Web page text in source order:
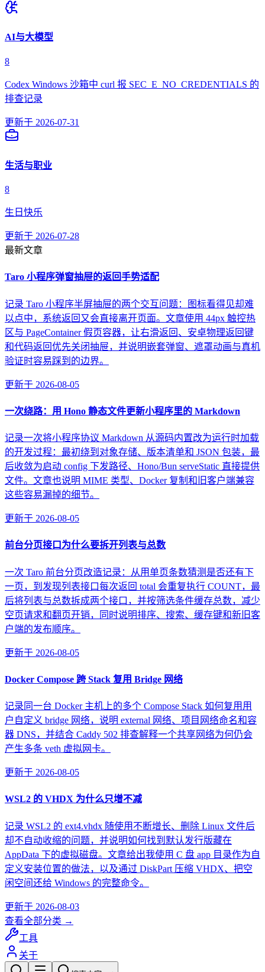
AI与大模型
8
Codex Windows 沙箱中 curl 报 SEC_E_NO_CREDENTIALS 的
排查记录
更新于 2026-07-31
生活与职业
8
生日快乐
更新于 2026-07-28
最新文章
Taro 小程序弹窗抽屉的返回手势适配
记录 Taro 小程序半屏抽屉的两个交互问题：图标看得见却难
以点中，系统返回又会直接离开页面。文章使用 44px 触控热
区与 PageContainer 假页容器，让右滑返回、安卓物理返回键
和代码返回优先关闭抽屉，并说明嵌套弹窗、遮罩动画与真机
验证时容易踩到的边界。
更新于 2026-08-05
一次绕路：用 Hono 静态文件更新小程序里的 Markdown
记录一次将小程序协议 Markdown 从源码内置改为运行时加载
的开发过程：最初绕到对象存储、版本清单和 JSON 包装，最
后收敛为启动 config 下发路径、Hono/Bun serveStatic 直接提供
文件。文章也说明 MIME 类型、Docker 复制和旧客户端兼容
这些容易漏掉的细节。
更新于 2026-08-05
前台分页接口为什么要拆开列表与总数
一次 Taro 前台分页改造记录：从用单页条数猜测是否还有下
一页，到发现列表接口每次返回 total 会重复执行 COUNT，最
后将列表与总数拆成两个接口，并按筛选条件缓存总数，减少
空页请求和翻页开销，同时说明排序、搜索、缓存键和新旧客
户端的发布顺序。
更新于 2026-08-05
Docker Compose 跨 Stack 复用 Bridge 网络
记录同一台 Docker 主机上的多个 Compose Stack 如何复用用
户自定义 bridge 网络，说明 external 网络、项目网络命名和容
器 DNS，并结合 Caddy 502 排查解释一个共享网络为何仍会
产生多条 veth 虚拟网卡。
更新于 2026-08-05
WSL2 的 VHDX 为什么只增不减
记录 WSL2 的 ext4.vhdx 随使用不断增长、删除 Linux 文件后
却不自动收缩的问题，并说明如何找到默认发行版藏在
AppData 下的虚拟磁盘。文章给出我使用 C 盘 app 目录作为自
定义安装位置的做法，以及通过 DiskPart 压缩 VHDX、把空
闲空间还给 Windows 的完整命令。
更新于 2026-08-03
查看全部分类 →
工具
关于